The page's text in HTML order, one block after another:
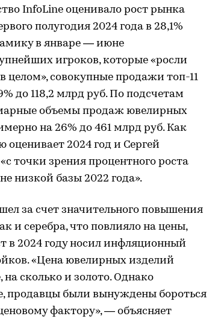
InfoLine оценивало рост рынка
полугодия 2024 года в 28,1%
в январе — июне
игроков, которые «росли
целом», совокупные продажи топ-11
до 118,2 млрд руб. По подсчетам
объемы продаж ювелирных
на 26% до 461 млрд руб. Как
2024 год и Сергей
точки зрения процентного роста
низкой базы 2022 года».
за счет значительного повышения
и серебра, что повлияло на цены,
в 2024 году носил инфляционный
«Цена ювелирных изделий
сколько и золото. Однако
продавцы были вынуждены бороться
фактору», — объясняет